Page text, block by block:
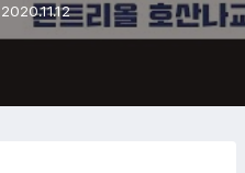
2020.11.12